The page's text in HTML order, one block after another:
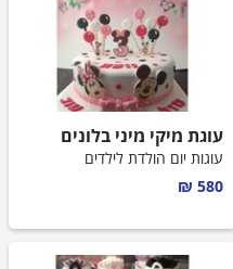
עוגת מיקי מיני בלונים
עוגות יום הולדת לילדים
580 ₪